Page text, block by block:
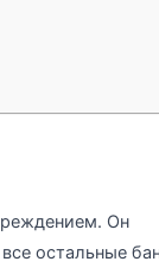
Он
остальные